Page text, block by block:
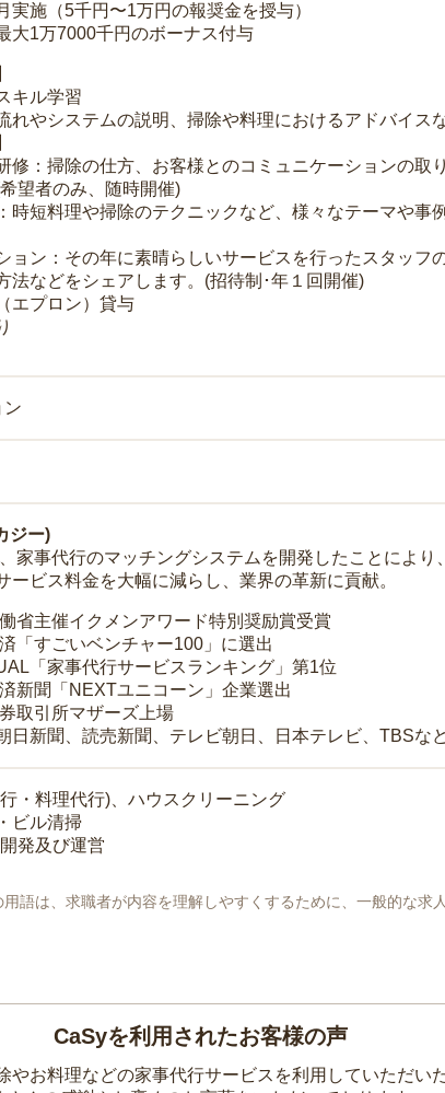
実施（5千円〜1万円の報奨金を授与）
大1万7000千円のボーナス付与
キル学習
れやシステムの説明、掃除や料理におけるアドバイス
修：掃除の仕方、お客様とのコミュニケーションの
望者のみ、随時開催)
時短料理や掃除のテクニックなど、様々なテーマや事
ョン：その年に素晴らしいサービスを行ったスタッ
法などをシェアします。(招待制･年１回開催)
エプロン）貸与
ン
ジー)
家事代行のマッチングシステムを開発したことによ
ービス料金を大幅に減らし、業界の革新に貢献。
省主催イクメンアワード特別奨励賞受賞
「すごいベンチャー100」に選出
「家事代行サービスランキング」第1位
新聞「NEXTユニコーン」企業選出
取引所マザーズ上場
日新聞、読売新聞、テレビ朝日、日本テレビ、TBSな
・料理代行)、ハウスクリーニング
ビル清掃
発及び運営
は、求職者が内容を理解しやすくするために、一般的な求
CaSyを利用されたお客様の声
やお料理などの家事代行サービスを利用していただい